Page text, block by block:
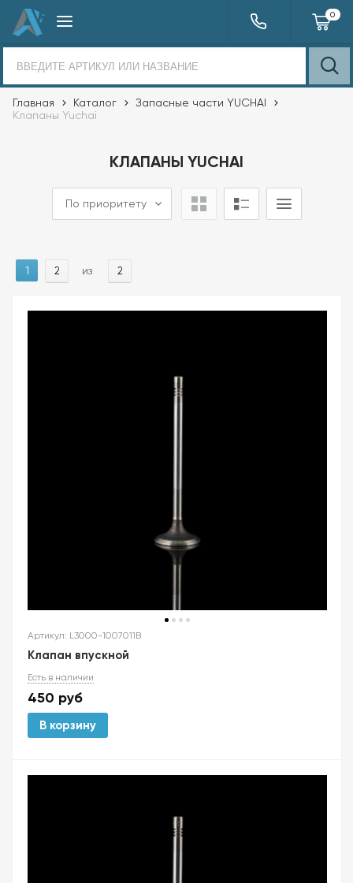
0
Главная Каталог
Запасные части YUCHAI
Клапаны Yuchai
КЛАПАНЫ YUCHAI
По приоритету
1 2 из 2
Артикул: L3000-1007011B
Клапан впускной
Есть в наличии
450 руб
В корзину